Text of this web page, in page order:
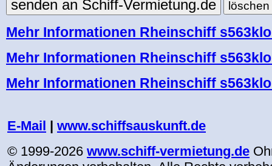
Mehr Informationen Rheinschiff
Mehr Informationen Rheinschiff
Mehr Informationen Rheinschiff
E-Mail | www.schiffsauskunft.de
© 1999-2026 www.schiff-vermietung.de